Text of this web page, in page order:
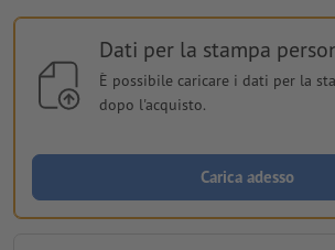
Dati per la stampa
È possibile caricare i dati per la
dopo l'acquisto.
Carica adesso